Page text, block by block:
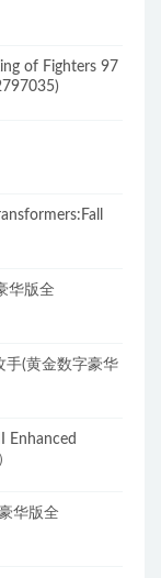
of Fighters 97
华版全
手(黄金数字豪华
Enhanced
华版全